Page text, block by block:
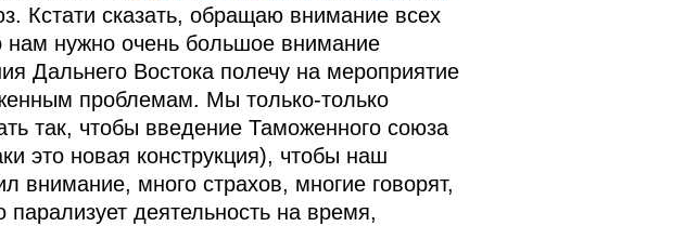
Кстати сказать, обращаю внимание всех
нам нужно очень большое внимание
Дальнего Востока полечу на мероприятие
проблемам. Мы только-только
так, чтобы введение Таможенного союза
это новая конструкция), чтобы наш
внимание, много страхов, многие говорят,
парализует деятельность на время,